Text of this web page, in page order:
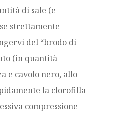
di sale (e
strettamente
del “brodo di
(in quantità
e cavolo nero, allo
la clorofilla
compressione